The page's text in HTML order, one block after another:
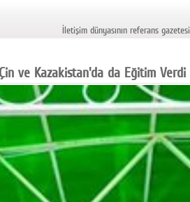
İletişim dünyasının referans gazetesi
ve Kazakistan'da da Eğitim Verdi